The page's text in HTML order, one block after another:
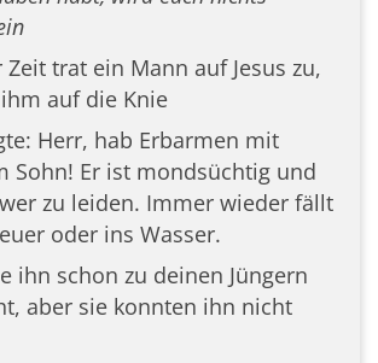
Zeit trat ein Mann auf Jesus zu,
auf die Knie
Herr, hab Erbarmen mit
Sohn! Er ist mondsüchtig und
zu leiden. Immer wieder fällt
oder ins Wasser.
ihn schon zu deinen Jüngern
aber sie konnten ihn nicht